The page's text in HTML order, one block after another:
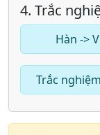
4. Trắc
Hàn ->
Trắc